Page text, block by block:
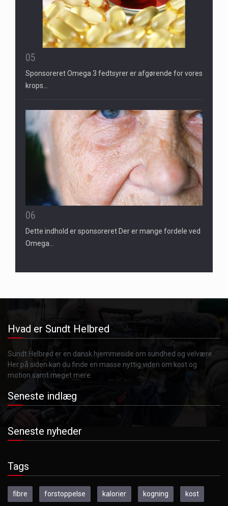
05
Sponsoreret Omega 3 fedtsyrer er afgørende for vores
krops…
06
Dette indhold er sponsoreret Der er mange fordele ved
Omega…
Hvad er Sundt Helbred
Sundt Helbred er en dansk hjemmeside om sundhed og velvære.
Her på siden kan du finde en masse nyttig viden om kost og
motion samt meget mere.
Seneste indlæg
Seneste nyheder
Tags
fibre forstoppelse kalorier kogning kost